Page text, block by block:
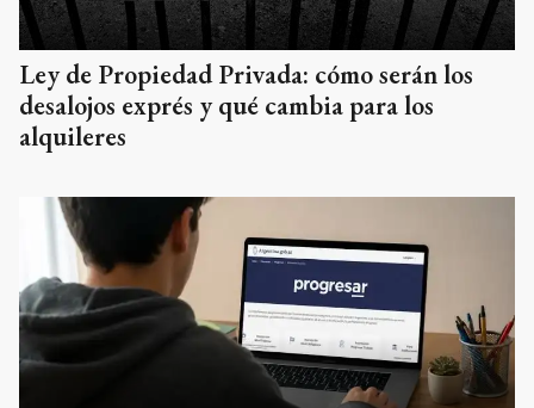
Ley de Propiedad Privada: cómo serán los
desalojos exprés y qué cambia para los
alquileres